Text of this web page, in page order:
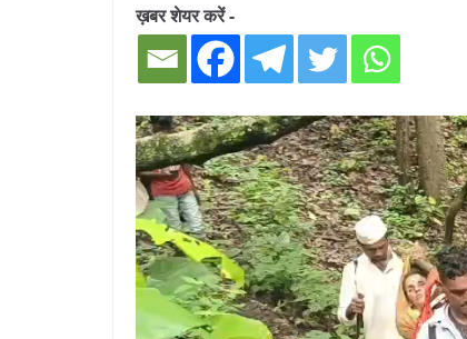
ख़बर शेयर करें -